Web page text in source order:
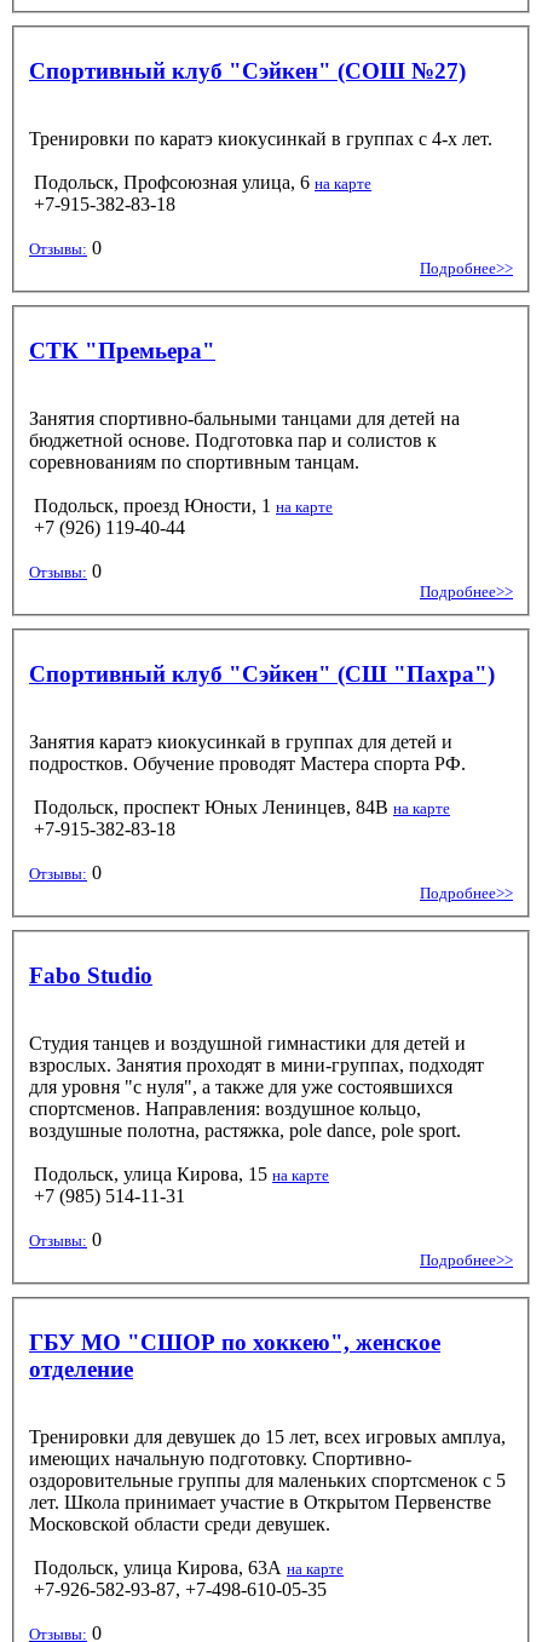
Спортивный клуб "Сэйкен" (СОШ №27)
Тренировки по каратэ киокусинкай в группах с 4-х лет.
Подольск, Профсоюзная улица, 6 на карте
+7-915-382-83-18
Отзывы: 0
Подробнее>>
СТК "Премьера"
Занятия спортивно-бальными танцами для детей на
бюджетной основе. Подготовка пар и солистов к
соревнованиям по спортивным танцам.
Подольск, проезд Юности, 1 на карте
+7 (926) 119-40-44
Отзывы: 0
Подробнее>>
Спортивный клуб "Сэйкен" (СШ "Пахра")
Занятия каратэ киокусинкай в группах для детей и
подростков. Обучение проводят Мастера спорта РФ.
Подольск, проспект Юных Ленинцев, 84В на карте
+7-915-382-83-18
Отзывы: 0
Подробнее>>
Fabo Studio
Студия танцев и воздушной гимнастики для детей и
взрослых. Занятия проходят в мини-группах, подходят
для уровня "с нуля", а также для уже состоявшихся
спортсменов. Направления: воздушное кольцо,
воздушные полотна, растяжка, pole dance, pole sport.
Подольск, улица Кирова, 15 на карте
+7 (985) 514-11-31
Отзывы: 0
Подробнее>>
ГБУ МО "СШОР по хоккею", женское
отделение
Тренировки для девушек до 15 лет, всех игровых амплуа,
имеющих начальную подготовку. Спортивно-
оздоровительные группы для маленьких спортсменок с 5
лет. Школа принимает участие в Открытом Первенстве
Московской области среди девушек.
Подольск, улица Кирова, 63А на карте
+7-926-582-93-87, +7-498-610-05-35
Отзывы: 0